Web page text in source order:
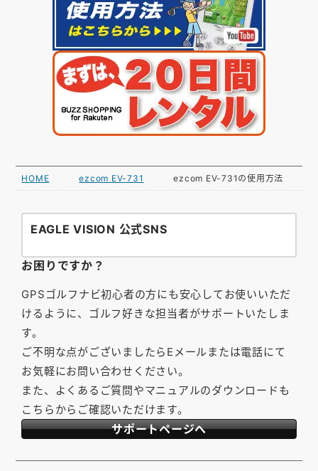
HOME ezcom EV-731 ezcom EV-731の使用方法
EAGLE VISION 公式SNS
お困りですか？
GPSゴルフナビ初心者の方にも安心してお使いいただ
けるように、ゴルフ好きな担当者がサポートいたしま
す。
ご不明な点がございましたらEメールまたは電話にて
お気軽にお問い合わせください。
また、よくあるご質問やマニュアルのダウンロードも
こちらからご確認いただけます。
サポートページへ